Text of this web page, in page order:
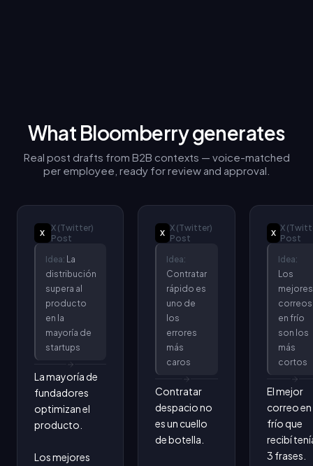
What Bloomberry generates
Real post drafts from B2B contexts — voice-matched
per employee, ready for review and approval.
X
X (Twitter)
Post
Idea:
La
distribución
supera al
producto
en la
mayoría de
startups
La mayoría de
fundadores
optimizan el
producto.
Los mejores
X X (Twitter)
Post
Idea:
Contratar
rápido es
uno de
los
errores
más
caros
Contratar
despacio no
es un cuello
de botella.
X X
Post
Idea:
Los
mejores
correos
en frío
son los
más
cortos
El mejor
correo en
frío que
recibí
3 frases.